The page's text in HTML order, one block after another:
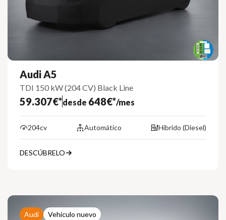
Audi A5
TDI 150 kW (204 CV) Black Line
59.307€*desde 648€*/mes
204cv Automático Híbrido (Diesel)
DESCÚBRELO
Audi Vehículo nuevo